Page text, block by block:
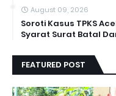
August 09, 2026
Soroti Kasus TPKS
Syarat Surat Batal
FEATURED POST